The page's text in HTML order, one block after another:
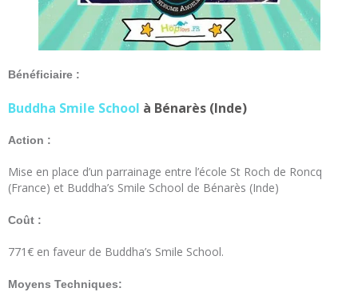
Bénéficiaire :
Buddha Smile School à Bénarès (Inde)
Action :
Mise en place d’un parrainage entre l’école St Roch de Roncq
(France) et Buddha’s Smile School de Bénarès (Inde)
Coût :
771€ en faveur de Buddha’s Smile School.
Moyens Techniques: